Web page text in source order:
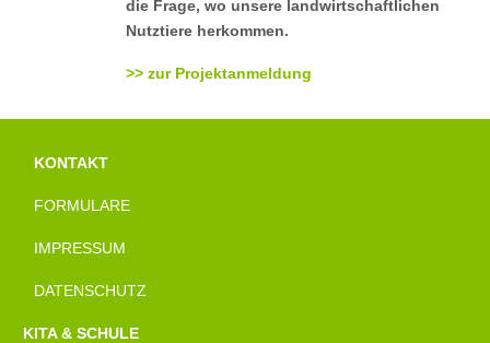
die Frage, wo unsere landwirtschaftlichen
Nutztiere herkommen.
>> zur Projektanmeldung
KONTAKT
FORMULARE
IMPRESSUM
DATENSCHUTZ
KITA & SCHULE